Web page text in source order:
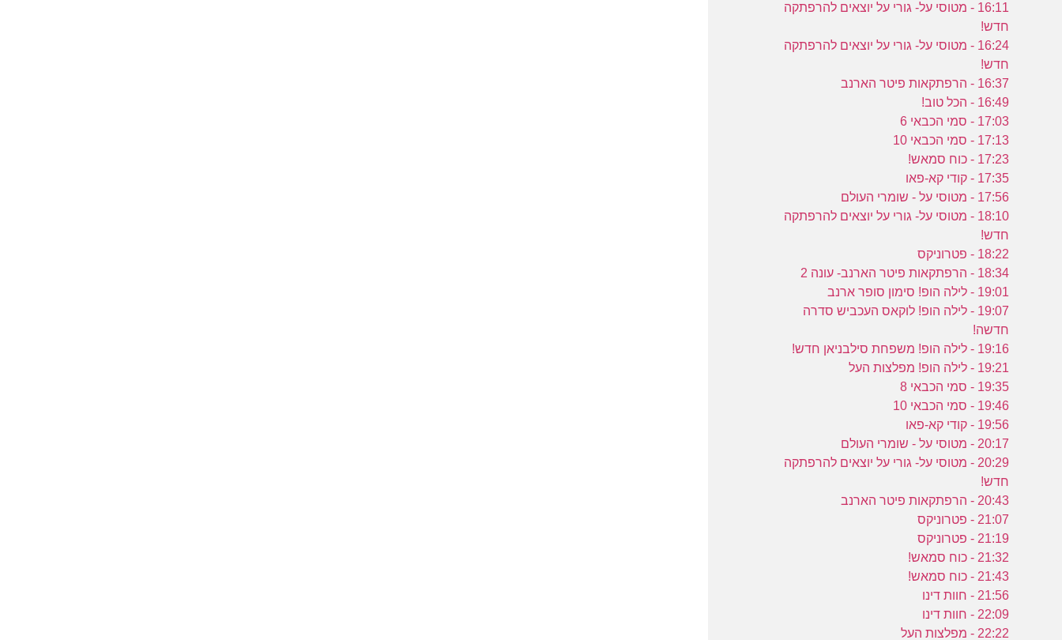
16:11 - מטוסי על- גורי על יוצאים להרפתקה
חדש!
16:24 - מטוסי על- גורי על יוצאים להרפתקה
חדש!
16:37 - הרפתקאות פיטר הארנב
16:49 - הכל טוב!
17:03 - סמי הכבאי 6
17:13 - סמי הכבאי 10
17:23 - כוח סמאש!
17:35 - קודי קא-פאו
17:56 - מטוסי על - שומרי העולם
18:10 - מטוסי על- גורי על יוצאים להרפתקה
חדש!
18:22 - פטרוניקס
18:34 - הרפתקאות פיטר הארנב- עונה 2
19:01 - לילה הופ! סימון סופר ארנב
19:07 - לילה הופ! לוקאס העכביש סדרה
חדשה!
19:16 - לילה הופ! משפחת סילבניאן חדש!
19:21 - לילה הופ! מפלצות העל
19:35 - סמי הכבאי 8
19:46 - סמי הכבאי 10
19:56 - קודי קא-פאו
20:17 - מטוסי על - שומרי העולם
20:29 - מטוסי על- גורי על יוצאים להרפתקה
חדש!
20:43 - הרפתקאות פיטר הארנב
21:07 - פטרוניקס
21:19 - פטרוניקס
21:32 - כוח סמאש!
21:43 - כוח סמאש!
21:56 - חוות דינו
22:09 - חוות דינו
22:22 - מפלצות העל